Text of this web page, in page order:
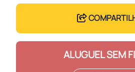
ALUGUEL SEM